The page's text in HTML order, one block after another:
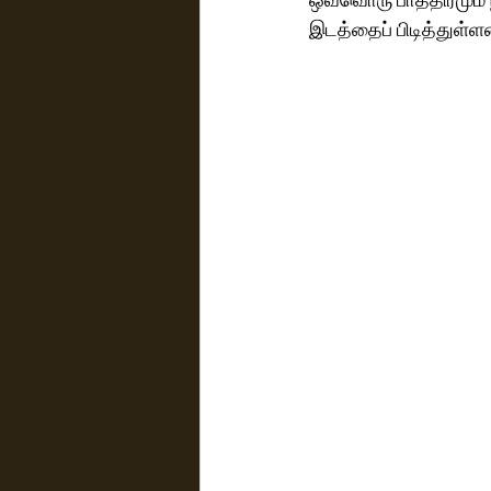
இடத்தைப்